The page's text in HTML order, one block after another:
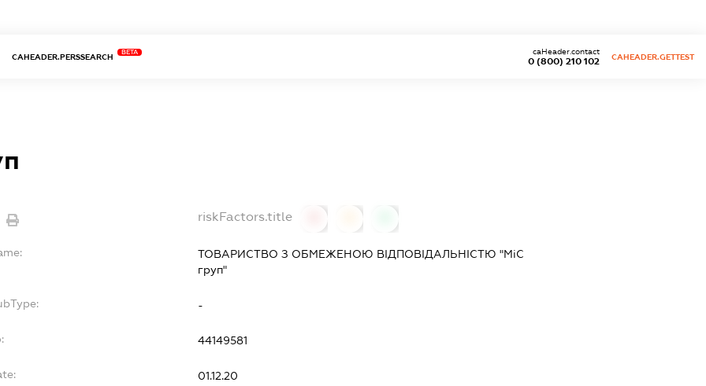
CAHEADER.PERSSEARCH
BETA
0 (800) 210 102
caHeader.contact
CAHEADER.GETTEST
riskFactors.title
ТОВАРИСТВО З ОБМЕЖЕНОЮ ВІДПОВІДАЛЬНІСТЮ "МіС
груп"
-
44149581
01.12.20